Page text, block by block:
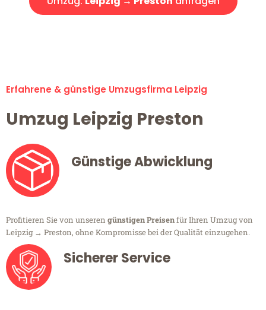
Erfahrene & günstige Umzugsfirma Leipzig
Umzug Leipzig Preston
Günstige Abwicklung
Profitieren Sie von unseren günstigen Preisenfür Ihren Umzug von
Leipzig → Preston, ohne Kompromisse bei der Qualität einzugehen.
Sicherer Service